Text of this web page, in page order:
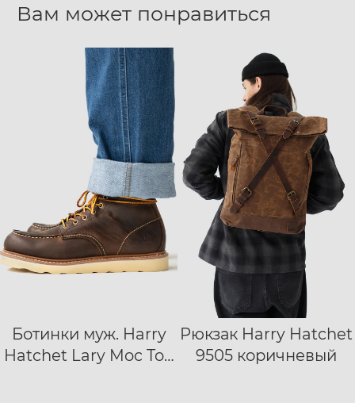
Вам может понравиться
Ботинки муж. Harry
Hatchet Lary Moc Toe
40 41
42
43
44 45 46 47
Рюкзак Harry Hatchet
9505 коричневый